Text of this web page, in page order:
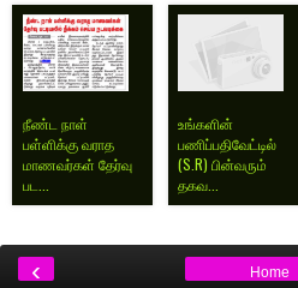
நீண்ட நாள்
பள்ளிக்கு வராத
மாணவர்கள் தேர்வு
பட...
உங்களின்
பணிப்பதிவேட்டில்
(S.R) பின்வரும்
தகவ...
‹ Home